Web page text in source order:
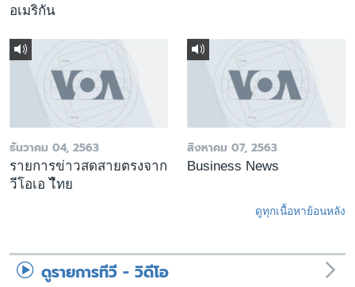
อเมริกัน
ธันวาคม 04, 2563
รายการข่าวสดสายตรงจาก
วีโอเอ ไืทย
สิงหาคม 07, 2563
Business News
ดูทุกเนื้อหาย้อนหลัง
ดูรายการทีวี - วิดีโอ